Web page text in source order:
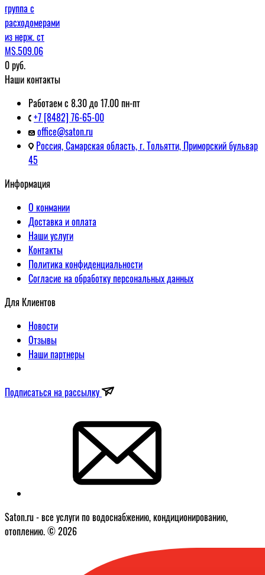
группа с
расходомерами
из нерж. ст
MS.509.06
0руб.
Наши контакты
Работаем с 8.30 до 17.00 пн-пт
+7 [8482] 76-65-00
office@saton.ru
Россия, Самарская область, г. Тольятти, Приморский бульвар
45
Информация
О конмании
Доставка и оплата
Наши услуги
Контакты
Политика конфиденциальности
Согласие на обработку персональных данных
Для Клиентов
Новости
Отзывы
Наши партнеры
Подписаться на рассылку
Saton.ru - все услуги по водоснабжению, кондиционированию,
отоплению. © 2026